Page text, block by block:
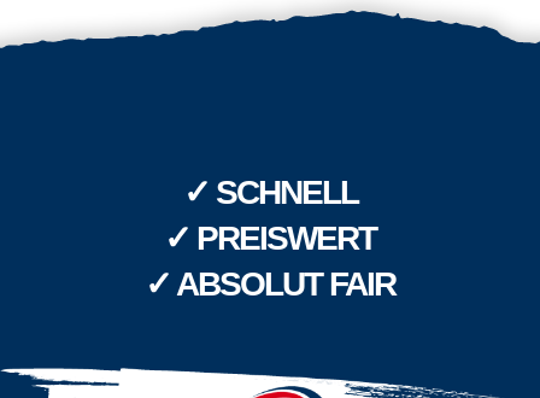
✓ SCHNELL
✓ PREISWERT
✓ ABSOLUT FAIR